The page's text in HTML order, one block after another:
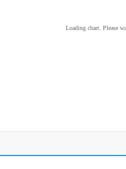
Loading chart. Please